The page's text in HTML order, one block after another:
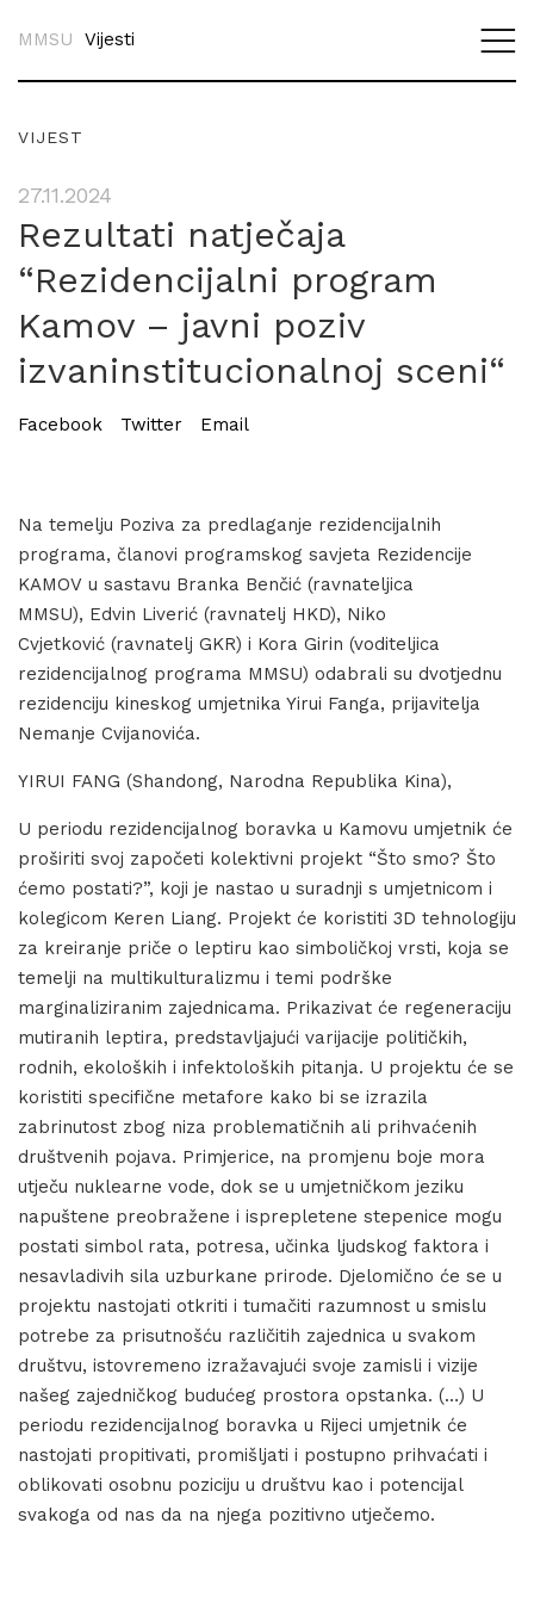
MMSU Vijesti
VIJEST
27.11.2024
Rezultati natječaja
“Rezidencijalni program
Kamov – javni poziv
izvaninstitucionalnoj sceni“
Facebook Twitter Email
Na temelju Poziva za predlaganje rezidencijalnih
programa, članovi programskog savjeta Rezidencije
KAMOV u sastavu Branka Benčić (ravnateljica
MMSU), Edvin Liverić (ravnatelj HKD), Niko
Cvjetković (ravnatelj GKR) i Kora Girin (voditeljica
rezidencijalnog programa MMSU) odabrali su dvotjednu
rezidenciju kineskog umjetnika Yirui Fanga, prijavitelja
Nemanje Cvijanovića.
YIRUI FANG (Shandong, Narodna Republika Kina),
U periodu rezidencijalnog boravka u Kamovu umjetnik će
proširiti svoj započeti kolektivni projekt “Što smo? Što
ćemo postati?”, koji je nastao u suradnji s umjetnicom i
kolegicom Keren Liang. Projekt će koristiti 3D tehnologiju
za kreiranje priče o leptiru kao simboličkoj vrsti, koja se
temelji na multikulturalizmu i temi podrške
marginaliziranim zajednicama. Prikazivat će regeneraciju
mutiranih leptira, predstavljajući varijacije političkih,
rodnih, ekoloških i infektoloških pitanja. U projektu će se
koristiti specifične metafore kako bi se izrazila
zabrinutost zbog niza problematičnih ali prihvaćenih
društvenih pojava. Primjerice, na promjenu boje mora
utječu nuklearne vode, dok se u umjetničkom jeziku
napuštene preobražene i isprepletene stepenice mogu
postati simbol rata, potresa, učinka ljudskog faktora i
nesavladivih sila uzburkane prirode. Djelomično će se u
projektu nastojati otkriti i tumačiti razumnost u smislu
potrebe za prisutnošću različitih zajednica u svakom
društvu, istovremeno izražavajući svoje zamisli i vizije
našeg zajedničkog budućeg prostora opstanka. (…) U
periodu rezidencijalnog boravka u Rijeci umjetnik će
nastojati propitivati, promišljati i postupno prihvaćati i
oblikovati osobnu poziciju u društvu kao i potencijal
svakoga od nas da na njega pozitivno utječemo.